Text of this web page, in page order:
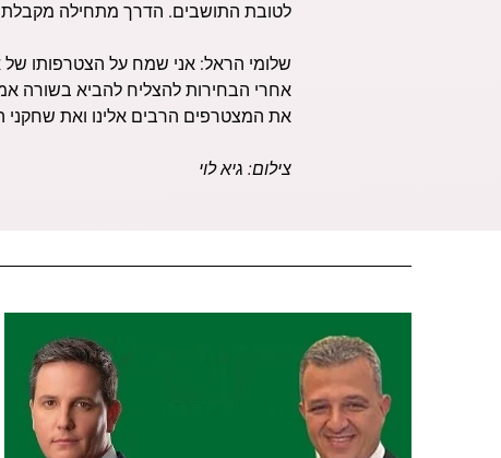
לטובת התושבים. הדרך מתחילה מקבלת
שלומי הראל: אני שמח על הצטרפותו של
אחרי הבחירות להצליח להביא בשורה
את המצטרפים הרבים אלינו ואת שחקני
צילום: גיא לוי